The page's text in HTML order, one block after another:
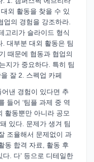
외 활동을 찾을 수 있
업의 경험을 강조하라.
고리가 슬라이드 형식
대부분 대외 활동은 팀
때문에 협동과 협업의
지가 중요하다. 특히 팀
잘 2. 스펙업 카페
낸 경험이 있다면 추
들어 ‘팀플 과제 중 역
활동뿐만 아니라 공모
있다. 문제가 생겨 팀
조율해서 문제없이 과
동 합격 자료, 활동 후
. 다’ 등으로 디테일한